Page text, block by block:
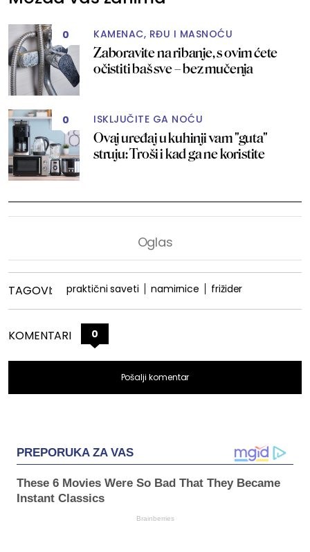
0 KAMENAC, RĐU I MASNOĆU
Zaboravite na ribanje, s ovim ćete
očistiti baš sve – bez mučenja
0 ISKLJUČITE GA NOĆU
Ovaj uređaj u kuhinji vam "guta"
struju: Troši i kad ga ne koristite
TAGOVI: praktični saveti namirnice frižider
KOMENTARI 0
Pošalji komentar
PREPORUKA ZA VAS
These 6 Movies Were So Bad That They Became
Instant Classics
Brainberries